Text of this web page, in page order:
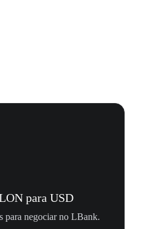
para USD
para negociar no LBank.